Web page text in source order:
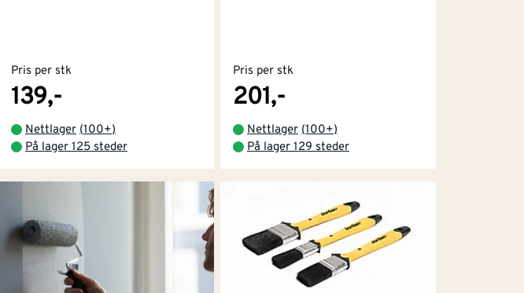
Pris per stk
139,-
Nettlager (100+)
På lager 125 steder
Pris per stk
201,-
Nettlager (100+)
På lager 129 steder